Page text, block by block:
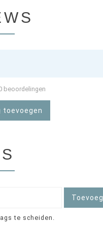
beoordelingen
toevoegen
te scheiden.